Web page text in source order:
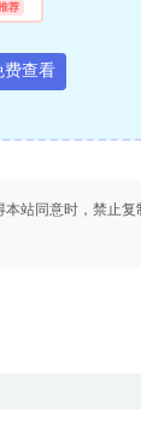
荐
费查看
站同意时，禁止复